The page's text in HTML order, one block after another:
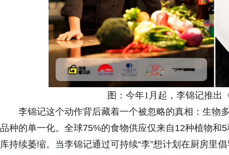
图：今年1月起，李锦记推出
李锦记这个动作背后藏着一个被忽略的真相：生物
品种的单一化。全球75%的食物供应仅来自12种植物和
库持续萎缩。当李锦记通过可持续“李”想计划在厨房里